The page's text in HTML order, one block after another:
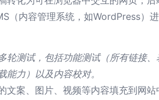
（内容管理系统，如WordPress）
轮测试，包括功能测试（所有链接
力）以及内容校对。
文案、图片、视频等内容填充到网